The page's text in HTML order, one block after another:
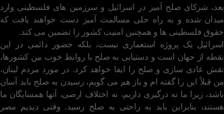
بعد، شرکای صلح آمیز در اسرائیل و سرزمین های فلسطینی وارد
میدان شده و به راه حلی مسالمت آمیز دست خواهند یافت که
حقوق فلسطینی ها و همچنین امنیت کشور را تضمین می کند.
اسرائیل یک پروژه استعماری نیست، بلکه حضور دائمی در این
نقطه از جهان است و دستیابی به صلح با روابط خوب بین کشورها،
نقش عادی سازی و صلح را ایفا خواهد کرد. در مورد مردم لبنان،
من قبلاً این را گفته ام و باز هم می گویم، رسیدن به صلح باید آسان
باشد، زیرا ما نه درگیری داریم، نه اختلاف ارضی، آنها همسایگان ما
هستند، بنابراین باید به راحتی به صلح رسید. وقتی دیدیم مصر